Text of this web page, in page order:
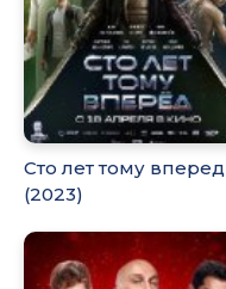
Сто лет тому вперед
(2023)